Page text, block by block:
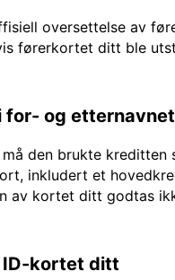
oversettelse av
førerkortet ditt ble
og
den brukte
inkludert et
av kortet ditt godtas
ID-kortet ditt